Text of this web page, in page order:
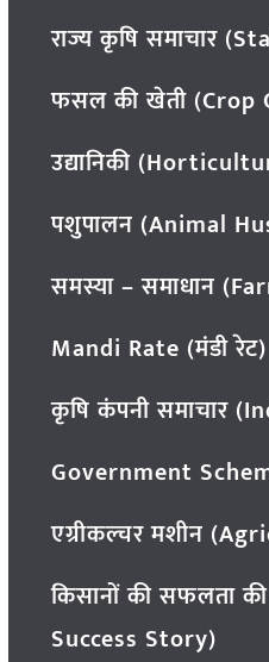
राज्य कृषि समाचार
फसल की खेती (Crop
उद्यानिकी
पशुपालन (Animal
समस्या – समाधान
Mandi Rate (मंडी रेट)
कृषि कंपनी समाचार
Government
एग्रीकल्चर मशीन
किसानों की सफलता
Success Story)